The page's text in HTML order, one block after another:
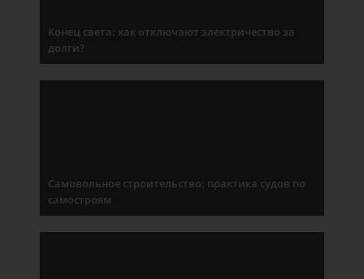
Конец света: как отключают электричество за
долги?
Самовольное строительство: практика судов по
самостроям